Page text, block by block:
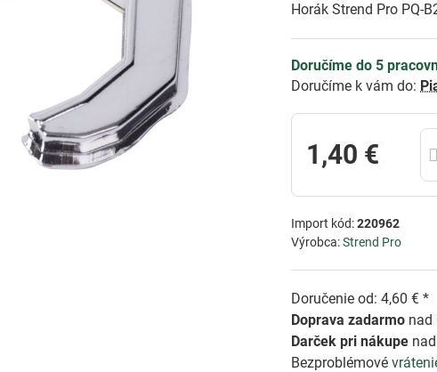
Horák Strend Pro PQ-
Doručíme do 5
Doručíme k vám do:
1,40 €
Import kód:220962
Výrobca:Strend Pro
Doručenie od: 4,60 € *
Doprava zadarmo nad
Darček pri nákupe
Bezproblémové